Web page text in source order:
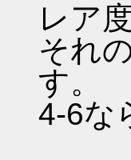
レア
それ
す。
4-6な